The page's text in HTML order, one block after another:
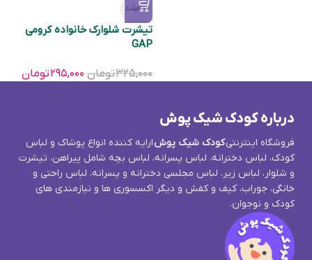
تمام‌شد
تیشرت شلوارک خانواده کرومی
GAP
۳۲۵,۰۰۰تومان ۲۹۵,۰۰۰تومان
درباره کودک شیک پوش
فروشگاه اینترنتیکودک شیک پوشارایه کننده انواع پوشاک و لباس
کودک، لباس دخترانه، لباس پسرانه، لباس بچه شامل پیراهن، تیشرت
و شلوار، لباس زیر، لباس مجلسی دخترانه و پسرانه، لباس راحتی و
خانگی، جوراب، کیف و کفش و دیگر اکسسوری ها و نیازمندی های
کودک و نوجوان.